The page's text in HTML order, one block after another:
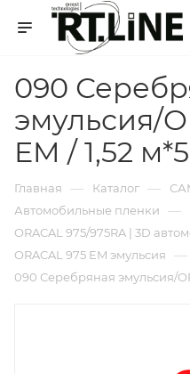
090
эмульсия/
EM / 1,52
Главная — Каталог —
Автомобильные пленки —
ORACAL 975/975RA | 3D
ORACAL 975 EM эмульсия —
090 Серебряная эмульсия/